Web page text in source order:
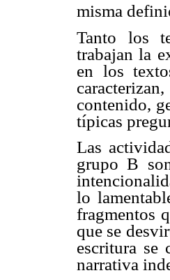
misma
Tanto los
trabajan la
en los
contenido,
típicas
Las
grupo B
lo
fragmentos
que se
escritura se
narrativa